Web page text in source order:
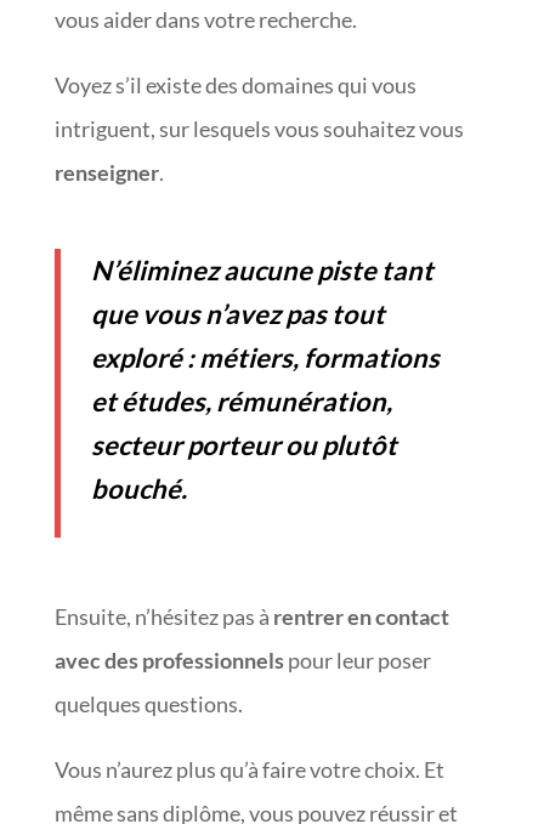
vous aider dans votre recherche.
Voyez s’il existe des domaines qui vous
intriguent, sur lesquels vous souhaitez vous
renseigner.
N’éliminez aucune piste tant
que vous n’avez pas tout
exploré : métiers, formations
et études, rémunération,
secteur porteur ou plutôt
bouché.
Ensuite, n’hésitez pas à rentrer en contact
avec des professionnelspour leur poser
quelques questions.
Vous n’aurez plus qu’à faire votre choix. Et
même sans diplôme, vous pouvez réussir et